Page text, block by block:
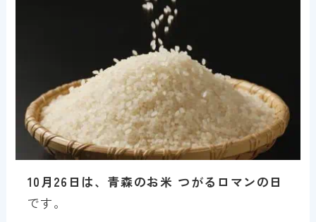
10月26日は、青森のお米 つがるロマンの日
です。